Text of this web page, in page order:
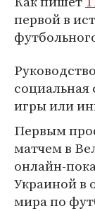
первой в
социальная
игры или
Первым
матчем в
онлайн-
Украиной в
мира по